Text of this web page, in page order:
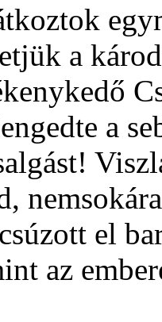
a
a
el
az